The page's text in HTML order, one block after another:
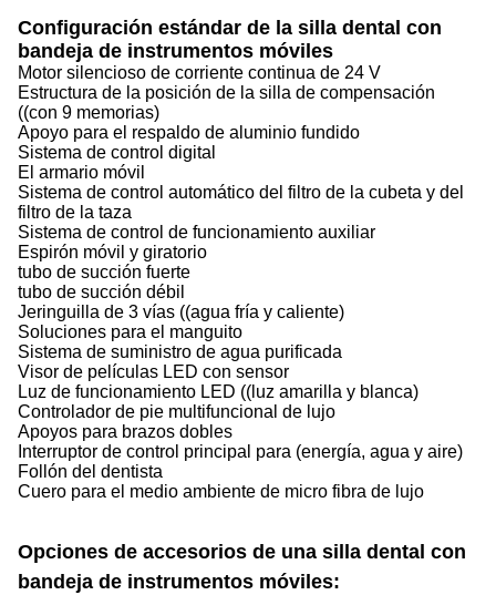
Configuración estándar de la silla dental con
bandeja de instrumentos móviles
Motor silencioso de corriente continua de 24 V
Estructura de la posición de la silla de compensación
((con 9 memorias)
Apoyo para el respaldo de aluminio fundido
Sistema de control digital
El armario móvil
Sistema de control automático del filtro de la cubeta y del
filtro de la taza
Sistema de control de funcionamiento auxiliar
Espirón móvil y giratorio
tubo de succión fuerte
tubo de succión débil
Jeringuilla de 3 vías ((agua fría y caliente)
Soluciones para el manguito
Sistema de suministro de agua purificada
Visor de películas LED con sensor
Luz de funcionamiento LED ((luz amarilla y blanca)
Controlador de pie multifuncional de lujo
Apoyos para brazos dobles
Interruptor de control principal para (energía, agua y aire)
Follón del dentista
Cuero para el medio ambiente de micro fibra de lujo
Opciones de accesorios de una silla dental con
bandeja de instrumentos móviles: